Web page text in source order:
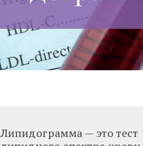
Липидограмма — это тест